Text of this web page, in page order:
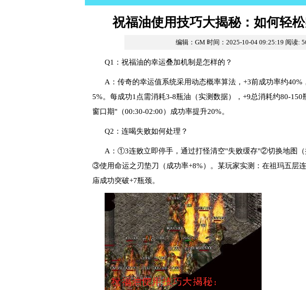
祝福油使用技巧大揭秘：如何轻
编辑：GM 时间：2025-10-04 09:25:19 阅读:
Q1：祝福油的幸运叠加机制是怎样的？
A：传奇的幸运值系统采用动态概率算法，+3前成功率约40%
5%。每成功1点需消耗3-8瓶油（实测数据），+9总消耗约80-
窗口期"（00:30-02:00）成功率提升20%。
Q2：连喝失败如何处理？
A：①3连败立即停手，通过打怪清空"失败缓存"②切换地图
③使用命运之刃垫刀（成功率+8%）。某玩家实测：在祖玛五层
庙成功突破+7瓶颈。